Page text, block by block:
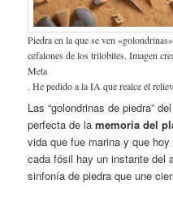
Piedra en la que se ven
cefalones de los trilobites. Imagen
Meta
. He pedido a la IA que realce el
Las “golondrinas de piedra”
perfecta de lamemoria del
vida que fue marina y que
cada fósil hay un instante del
sinfonía de piedra que une